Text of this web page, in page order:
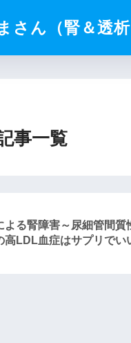
ん（腎＆透析
事一覧
よる腎障害～尿細管間
高LDL血症はサプリでい